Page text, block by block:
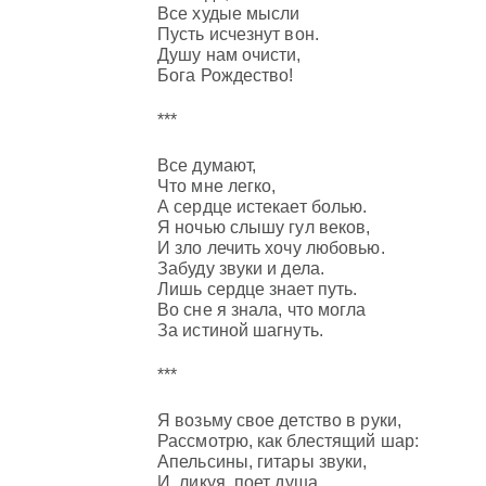
Все худые мысли
Пусть исчезнут вон.
Душу нам очисти,
Бога Рождество!
***
Все думают,
Что мне легко,
А сердце истекает болью.
Я ночью слышу гул веков,
И зло лечить хочу любовью.
Забуду звуки и дела.
Лишь сердце знает путь.
Во сне я знала, что могла
За истиной шагнуть.
***
Я возьму свое детство в руки,
Рассмотрю, как блестящий шар:
Апельсины, гитары звуки,
И, ликуя, поет душа.